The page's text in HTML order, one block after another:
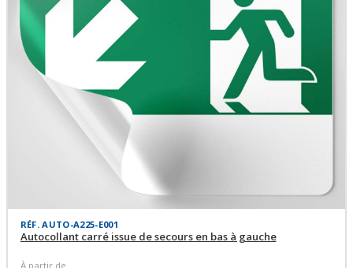
RÉF. AUTO-A225-E001
Autocollant carré issue de secours en bas à gauche
À partir de